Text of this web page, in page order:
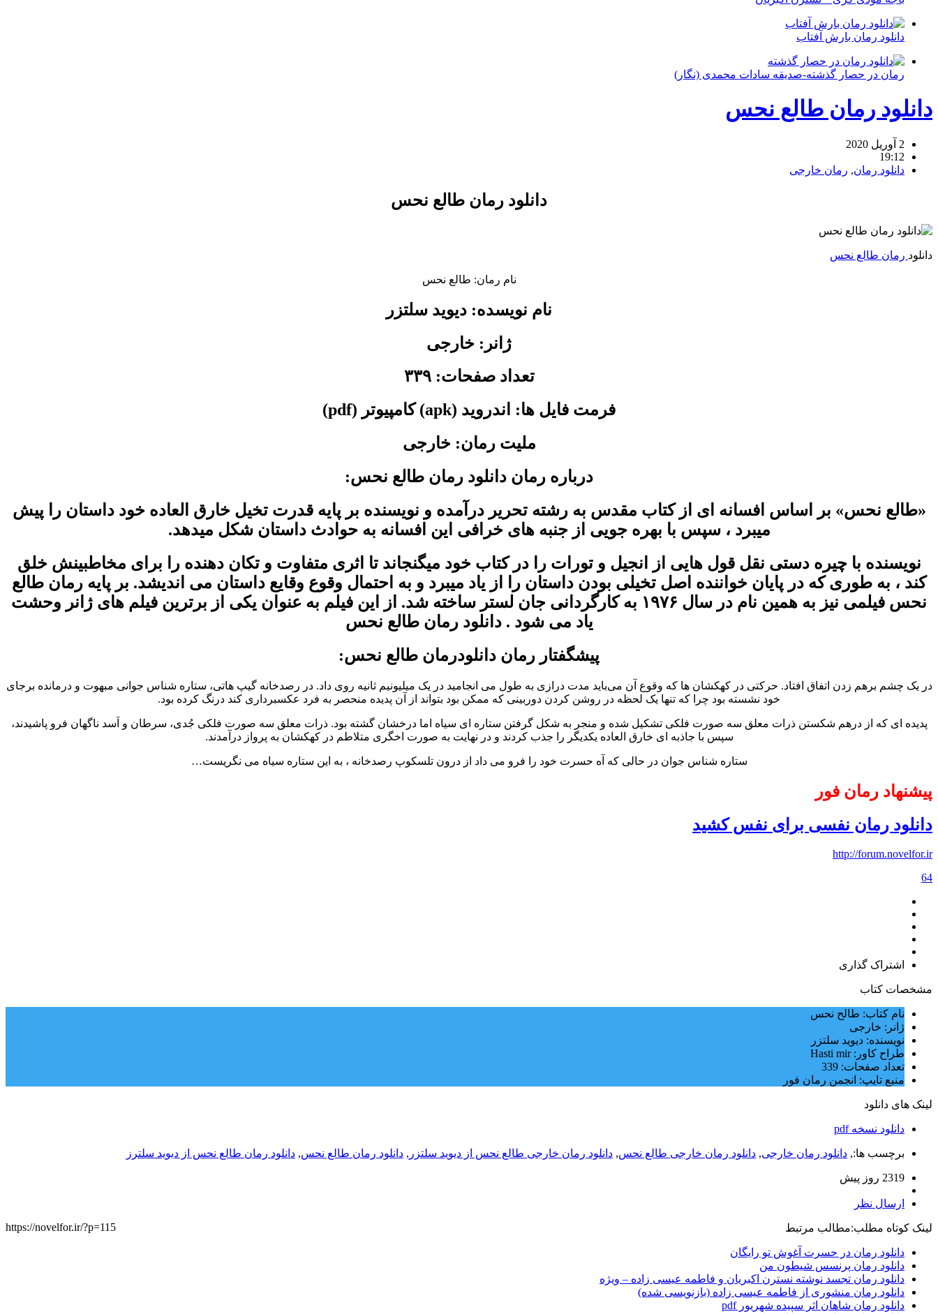
دانلود رمان بارش آفتاب
رمان در حصار گذشته-صدیقه سادات محمدی (نگار)
دانلود رمان طالع نحس
2 آوریل 2020
19:12
دانلود رمان, رمان خارجی
دانلود رمان طالع نحس
دانلود رمان طالع نحس
نام رمان: طالع نحس
نام نویسده: دیوید سلتزر
ژانر: خارجی
تعداد صفحات: ۳۳۹
فرمت فایل ها: اندروید (apk) کامپیوتر (pdf)
ملیت رمان: خارجی
درباره رمان دانلود رمان طالع نحس:
«طالع نحس» بر اساس افسانه ای از کتاب مقدس به رشته تحریر درآمده و نویسنده بر پایه قدرت تخیل خارق العاده خود داستان را پیش
میبرد ، سپس با بهره جویی از جنبه های خرافی این افسانه به حوادث داستان شکل میدهد.
نویسنده با چیره دستی نقل قول هایی از انجیل و تورات را در کتاب خود میگنجاند تا اثری متفاوت و تکان دهنده را برای مخاطبینش خلق
کند ، به طوری که در پایان خواننده اصل تخیلی بودن داستان را از یاد میبرد و به احتمال وقوع وقایع داستان می اندیشد. بر پایه رمان طالع
نحس فیلمی نیز به همین نام در سال ۱۹۷۶ به کارگردانی جان لستر ساخته شد. از این فیلم به عنوان یکی از برترین فیلم های ژانر وحشت
یاد می شود . دانلود رمان طالع نحس
پیشگفتار رمان دانلودرمان طالع نحس:
در یک چشم برهم زدن اتفاق افتاد. حرکتی در کهکشان ها که وقوع آن می‌باید مدت درازی به طول می انجامید در یک میلیونیم ثانیه روی داد. در رصدخانه گیپ هاتی، ستاره شناس جوانی مبهوت و درمانده برجای
خود نشسته بود چرا که تنها یک لحظه در روشن کردن دوربینی که ممکن بود بتواند از آن پدیده منحصر به فرد عکسبرداری کند درنگ کرده بود.
پدیده ای که از درهم شکستن ذرات معلق سه صورت فلکی تشکیل شده و منجر به شکل گرفتن ستاره ای سیاه اما درخشان گشته بود. ذرات معلق سه صورت فلکی جُدی، سرطان و اَسد ناگهان فرو پاشیدند،
سپس با جاذبه ای خارق العاده یکدیگر را جذب کردند و در نهایت به صورت اخگری متلاطم در کهکشان به پرواز درآمدند.
ستاره شناس جوان در حالی که آه حسرت خود را فرو می داد از درون تلسکوپ رصدخانه ، به این ستاره سیاه می نگریست…
پیشنهاد رمان فور
دانلود رمان نفسی برای نفس کشید
http://forum.novelfor.ir
64
اشتراک گذاری
مشخصات کتاب
نام کتاب: طالح نحس
ژانر: خارجی
نویسنده: دیوید سلتزر
طراح کاور: Hasti mir
تعداد صفحات: 339
منبع تایپ: انجمن رمان فور
لینک های دانلود
دانلود نسخه pdf
برچسب ها:, دانلود رمان خارجی, دانلود رمان خارجی طالع نحس, دانلود رمان خارجی طالع نحس از دیوید سلتزر , دانلود رمان طالع نحس, دانلود رمان طالع نحس از دیوید سلترز
2319 روز پيش
ارسال نظر
https://novelfor.ir/?p=115
لینک کوتاه مطلب:مطالب مرتبط
دانلود رمان در حسرت آغوش تو رایگان
دانلود رمان پرنسس شیطون من
دانلود رمان تجسد نوشته نسترن اکبریان و فاطمه عیسی زاده – ویژه
دانلود رمان منشوری از فاطمه عیسی زاده (بازنویسی شده)
دانلود رمان شاهان اثر سپیده شهریور pdf